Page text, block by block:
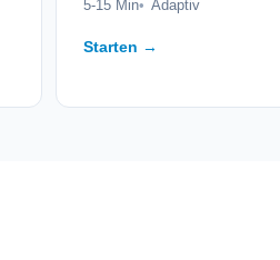
5-15 Min Adaptiv
Starten →